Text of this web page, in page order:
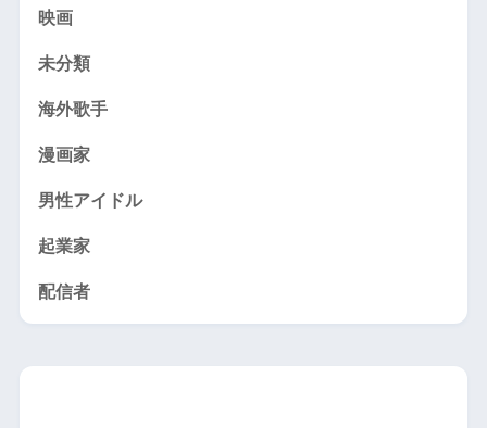
映画
未分類
海外歌手
漫画家
男性アイドル
起業家
配信者